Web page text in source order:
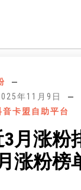
年11月9日
音卡盟自助平台
月涨粉
涨粉榜